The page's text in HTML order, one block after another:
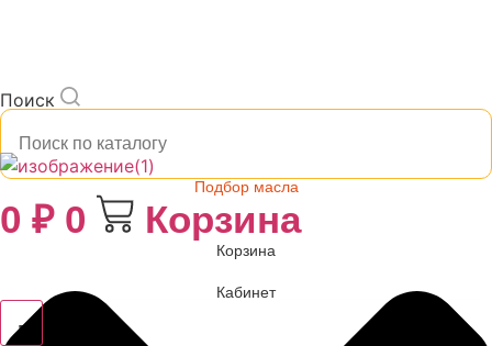
Поиск
Подбор масла
0 ₽ 0 Корзина
Корзина
Кабинет